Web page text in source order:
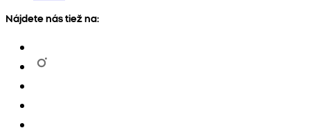
Nájdete nás tiež na: